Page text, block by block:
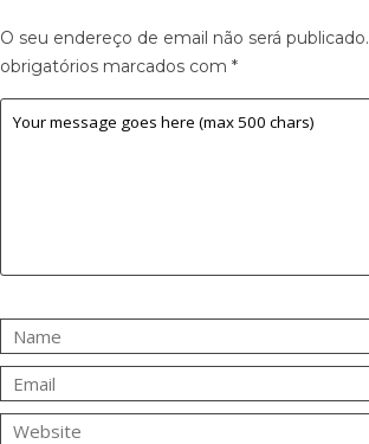
O seu endereço de email não será publicado.
obrigatórios marcados com *